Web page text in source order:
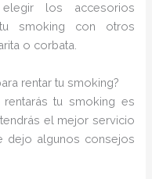
los accesorios
smoking con otros
o corbata.
rentar tu smoking?
tu smoking es
el mejor servicio
dejo algunos consejos